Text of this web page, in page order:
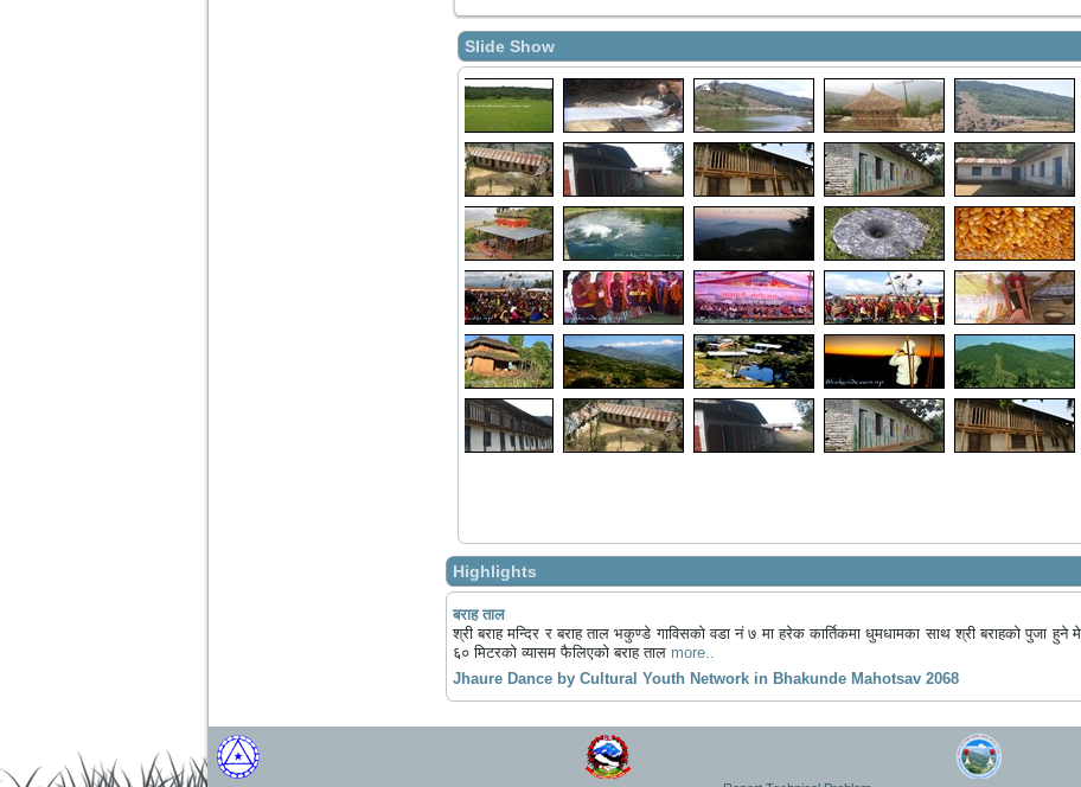
Slide Show
Highlights
बराह ताल
श्री बराह मन्दिर र बराह ताल भकुण्डे गाविसको वडा नं ७ मा हरेक कार्तिकमा धुमधामका साथ श्री बराहको पुजा हुने
६० मिटरको व्यासम फैलिएको बराह ताल more..
Jhaure Dance by Cultural Youth Network in Bhakunde Mahotsav 2068